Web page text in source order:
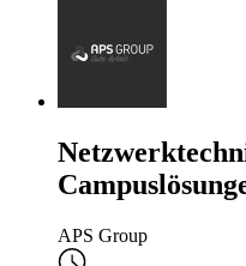
APS Group